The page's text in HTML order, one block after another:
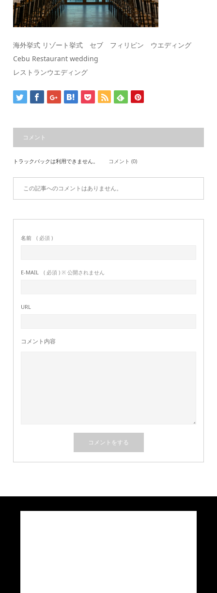
海外挙式 リゾート挙式 セブ フィリピン ウエディング
Cebu Restaurant wedding
レストランウエディング
コメント
トラックバックは利用できません。 コメント (0)
この記事へのコメントはありません。
名前 ( 必須 )
E-MAIL ( 必須 ) ※ 公開されません
URL
コメント内容